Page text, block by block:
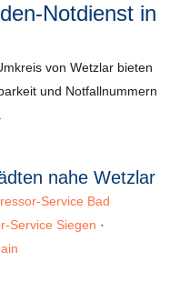
Notdienst in
von Wetzlar bieten
und Notfallnummern
nahe Wetzlar
Service Bad
Service Siegen ·